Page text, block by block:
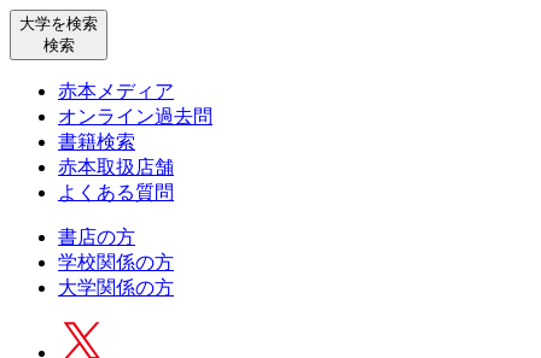
大学を検索
検索
赤本メディア
オンライン過去問
書籍検索
赤本取扱店舗
よくある質問
書店の方
学校関係の方
大学関係の方